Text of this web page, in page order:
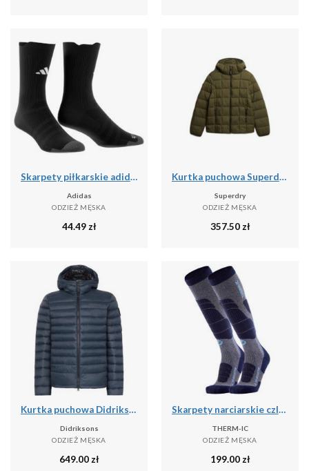
Skarpety piłkarskie adidas Light
Adidas
ODZIEŻ MĘSKA
44.49 zł
Kurtka puchowa Superdry Fuji Lite
Superdry
ODZIEŻ MĘSKA
357.50 zł
Kurtka puchowa Didriksons Mauro
Didriksons
ODZIEŻ MĘSKA
649.00 zł
Skarpety narciarskie czlowiek Therm-ic Ski Merino Reflector Men wysokosc kolano
THERM-IC
ODZIEŻ MĘSKA
199.00 zł